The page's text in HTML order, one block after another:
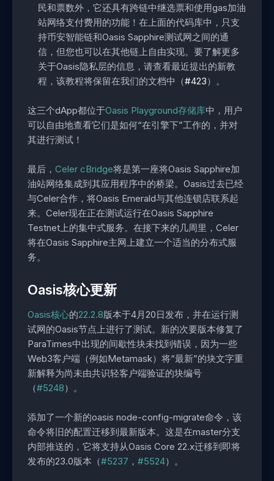
民和票数外，它还具有跨链中继选票和使用gas加油
站网络支付费用的功能！在上面的代码库中，只支
持币安智能链和Oasis Sapphire测试网之间的通
信，但您也可以在其他链上自由实现。要了解更多
关于Oasis隐私层的信息，请查看最近提出的新教
程，该教程将保留在我们的文档中（#423）。
这三个dApp都位于Oasis Playground存储库中，用户
可以自由地查看它们是如何“在引擎下”工作的，并对
其进行测试！
最后， Celer cBridge将是第一座将Oasis Sapphire加
油站网络集成到其应用程序中的桥梁。Oasis过去已经
与Celer合作，将Oasis Emerald与其他连锁店联系起
来。Celer现在正在测试运行在Oasis Sapphire
Testnet上的集中式服务。在接下来的几周里，Celer
将在Oasis Sapphire主网上建立一个适当的分布式服
务。
Oasis核心更新
Oasis核心的22.2.8版本于4月20日发布，并在运行测
试网的Oasis节点上进行了测试。新的次要版本修复了
ParaTimes中出现的间歇性块未找到错误，因为一些
Web3客户端（例如Metamask）将“最新”的块文字重
新解释为尚未由共识轻客户端验证的块编号
（#5248）。
添加了一个新的oasis node-config-migrate命令，该
命令将旧的配置迁移到最新版本。这是在master分支
内部推送的，它将支持从Oasis Core 22.x迁移到即将
发布的23.0版本（#5237 ， #5524）。